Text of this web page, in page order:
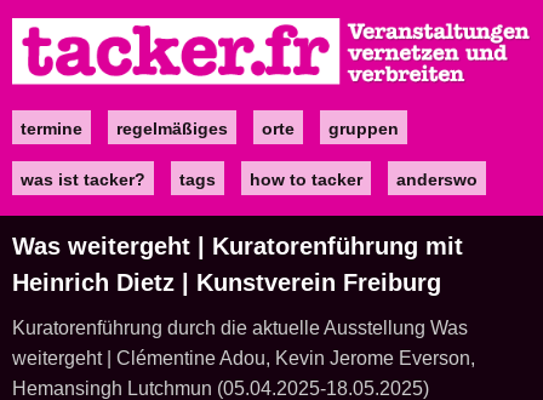
zum
Inhalt
Maintermine regelmäßiges orte gruppen
was ist tacker? tags how to tacker anderswo
Was weitergeht | Kuratorenführung mit
Heinrich Dietz | Kunstverein Freiburg
Kuratorenführung durch die aktuelle Ausstellung Was
weitergeht | Clémentine Adou, Kevin Jerome Everson,
Hemansingh Lutchmun (05.04.2025-18.05.2025)